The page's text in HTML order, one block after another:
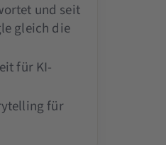
und seit
gleich die
für KI-
für